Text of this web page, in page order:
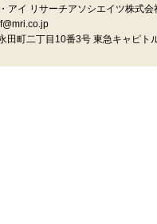
報保護に関する契約を
務を委託する予定があ
報保護に関する契約を
アイ リサーチアソシエイツ株式会
町二丁目10番3号 東急キャピト